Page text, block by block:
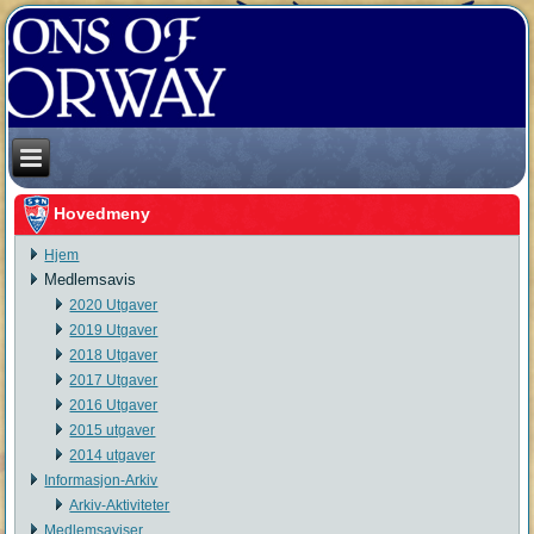
Hovedmeny
Hjem
Medlemsavis
2020 Utgaver
2019 Utgaver
2018 Utgaver
2017 Utgaver
2016 Utgaver
2015 utgaver
2014 utgaver
Informasjon-Arkiv
Arkiv-Aktiviteter